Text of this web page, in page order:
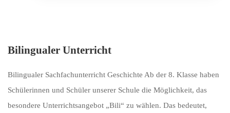
Bilingualer Unterricht
Bilingualer Sachfachunterricht Geschichte Ab der 8. Klasse haben
Schülerinnen und Schüler unserer Schule die Möglichkeit, das
besondere Unterrichtsangebot „Bili“ zu wählen. Das bedeutet,